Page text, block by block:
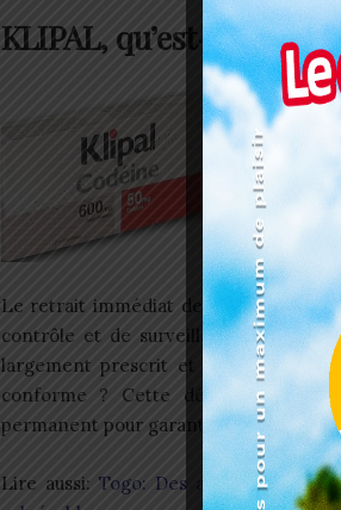
KLIPAL, qu’est-ce que
Le KLIPAL
codéine,
post-
sévères.
raison du
Le retrait immédiat de ce
contrôle et de surveillance des
largement prescrit et disponible sur
conforme ? Cette décision met en
permanent pour garantir la sécurité
Lire aussi: Togo: Des actes de